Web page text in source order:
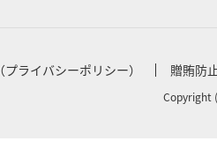
ライバシーポリシー） 贈賄防
Copyright